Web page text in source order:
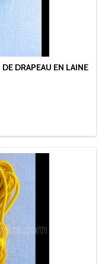
DRAPEAU EN LAINE